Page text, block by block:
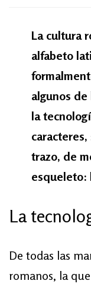
La cultura
alfabeto
algunos
la
trazo, de
esqueleto:
La
De todas las
romanos, la